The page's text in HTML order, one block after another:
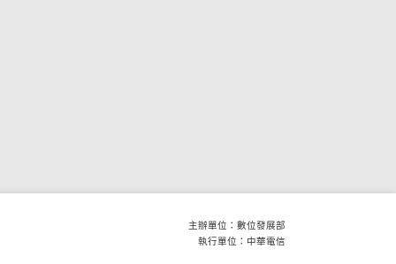
主辦單位：數位發展部
執行單位：中華電信